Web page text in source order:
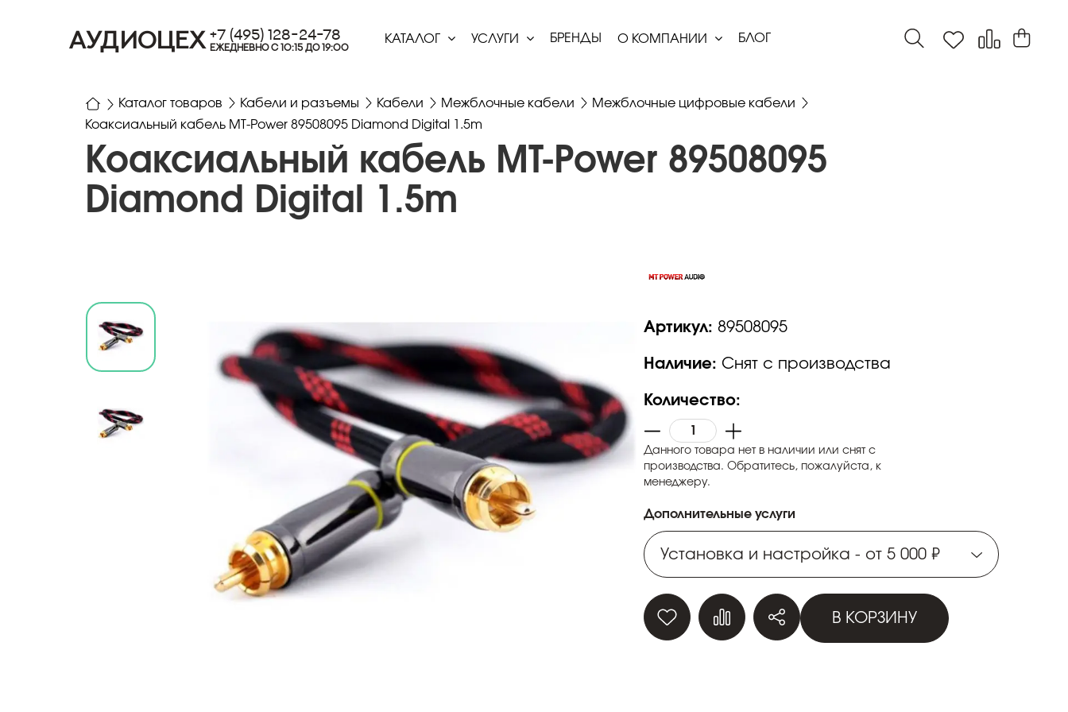
АУДИОЦЕХ +7 (495) 128-24-78
ЕЖЕДНЕВНО С 10:15 ДО 19:00
КАТАЛОГ УСЛУГИ БРЕНДЫ О КОМПАНИИ БЛОГ
Каталог товаров Кабели и разъемы Кабели Межблочные кабели
Межблочные цифровые кабели
Коаксиальный кабель MT-Power 89508095 Diamond Digital 1.5m
Коаксиальный кабель MT-Power 89508095
Diamond Digital 1.5m
Артикул:89508095
Наличие:Снят с производства
Количество:
Данного товара нет в наличии или снят с
производства. Обратитесь, пожалуйста, к
менеджеру.
Дополнительные услуги
Установка и настройка - от 5 000 ₽
Установка и настройка - от 5 000 ₽
Установка и настройка - от 5 000 ₽
В КОРЗИНУ